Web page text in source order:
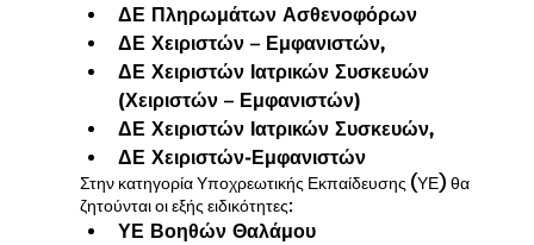
ΔΕ Πληρωμάτων Ασθενοφόρων
ΔΕ Χειριστών – Εμφανιστών,
ΔΕ Χειριστών Ιατρικών Συσκευών
(Χειριστών – Εμφανιστών)
ΔΕ Χειριστών Ιατρικών Συσκευών,
ΔΕ Χειριστών-Εμφανιστών
Στην κατηγορία Υποχρεωτικής Εκπαίδευσης (ΥΕ) θα
ζητούνται οι εξής ειδικότητες:
ΥΕ Βοηθών Θαλάμου